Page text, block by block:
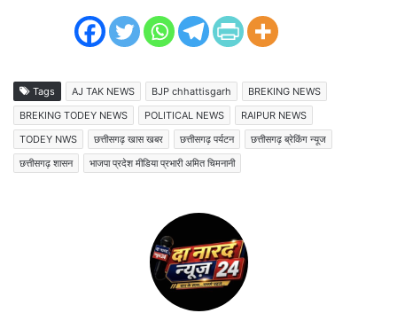
Tags AJ TAK NEWS BJP chhattisgarh
BREKING NEWS
BREKING TODEY NEWS
POLITICAL NEWS
RAIPUR NEWS
TODEY NWS
छत्तीसगढ़ खास खबर छत्तीसगढ़ पर्यटन
छत्तीसगढ़ ब्रेकिंग न्यूज
छत्तीसगढ़ शासन
भाजपा प्रदेश मीडिया प्रभारी अमित चिमनानी